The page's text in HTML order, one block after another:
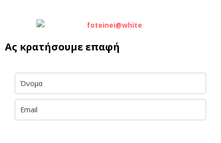
Ας κρατήσουμε επαφή